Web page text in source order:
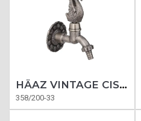
HÄAZ VINTAGE CISNE PLATINUM
358/200-33